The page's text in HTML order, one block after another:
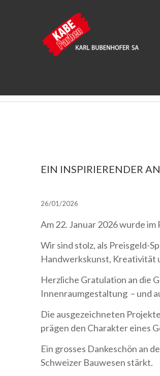
EIN INSPIRIERENDER
26/01/2026
Am 22. Januar 2026 wurde
Wir sind stolz, als Preisgeld-
Handwerkskunst, Kreativität
Herzliche Gratulation an die
Innenraumgestaltung – und
Die ausgezeichneten
prägen den Charakter eines
Ein grosses Dankeschön an
Schweizer Bauwesen stärkt.